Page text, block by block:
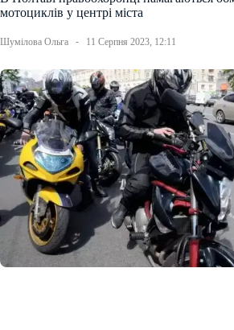
мотоциклів у центрі міста
Шумілова Ольга 11 Серпня 2023, 12:11